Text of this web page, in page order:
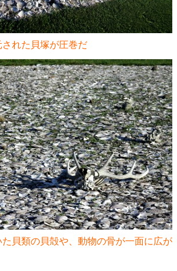
れた貝塚が圧巻だ
貝類の貝殻や、動物の骨が一面に広が